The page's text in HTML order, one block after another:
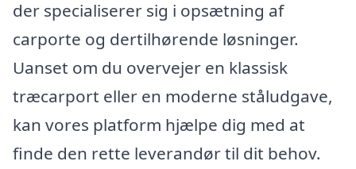
der specialiserer sig i opsætning af
carporte og dertilhørende løsninger.
Uanset om du overvejer en klassisk
træcarport eller en moderne ståludgave,
kan vores platform hjælpe dig med at
finde den rette leverandør til dit behov.